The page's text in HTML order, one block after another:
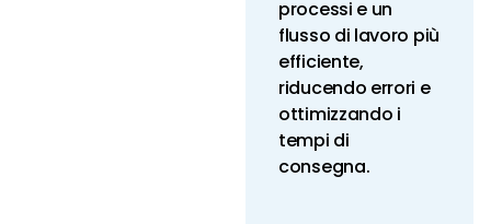
processi e un
flusso di lavoro più
efficiente,
riducendo errori e
ottimizzando i
tempi di
consegna.